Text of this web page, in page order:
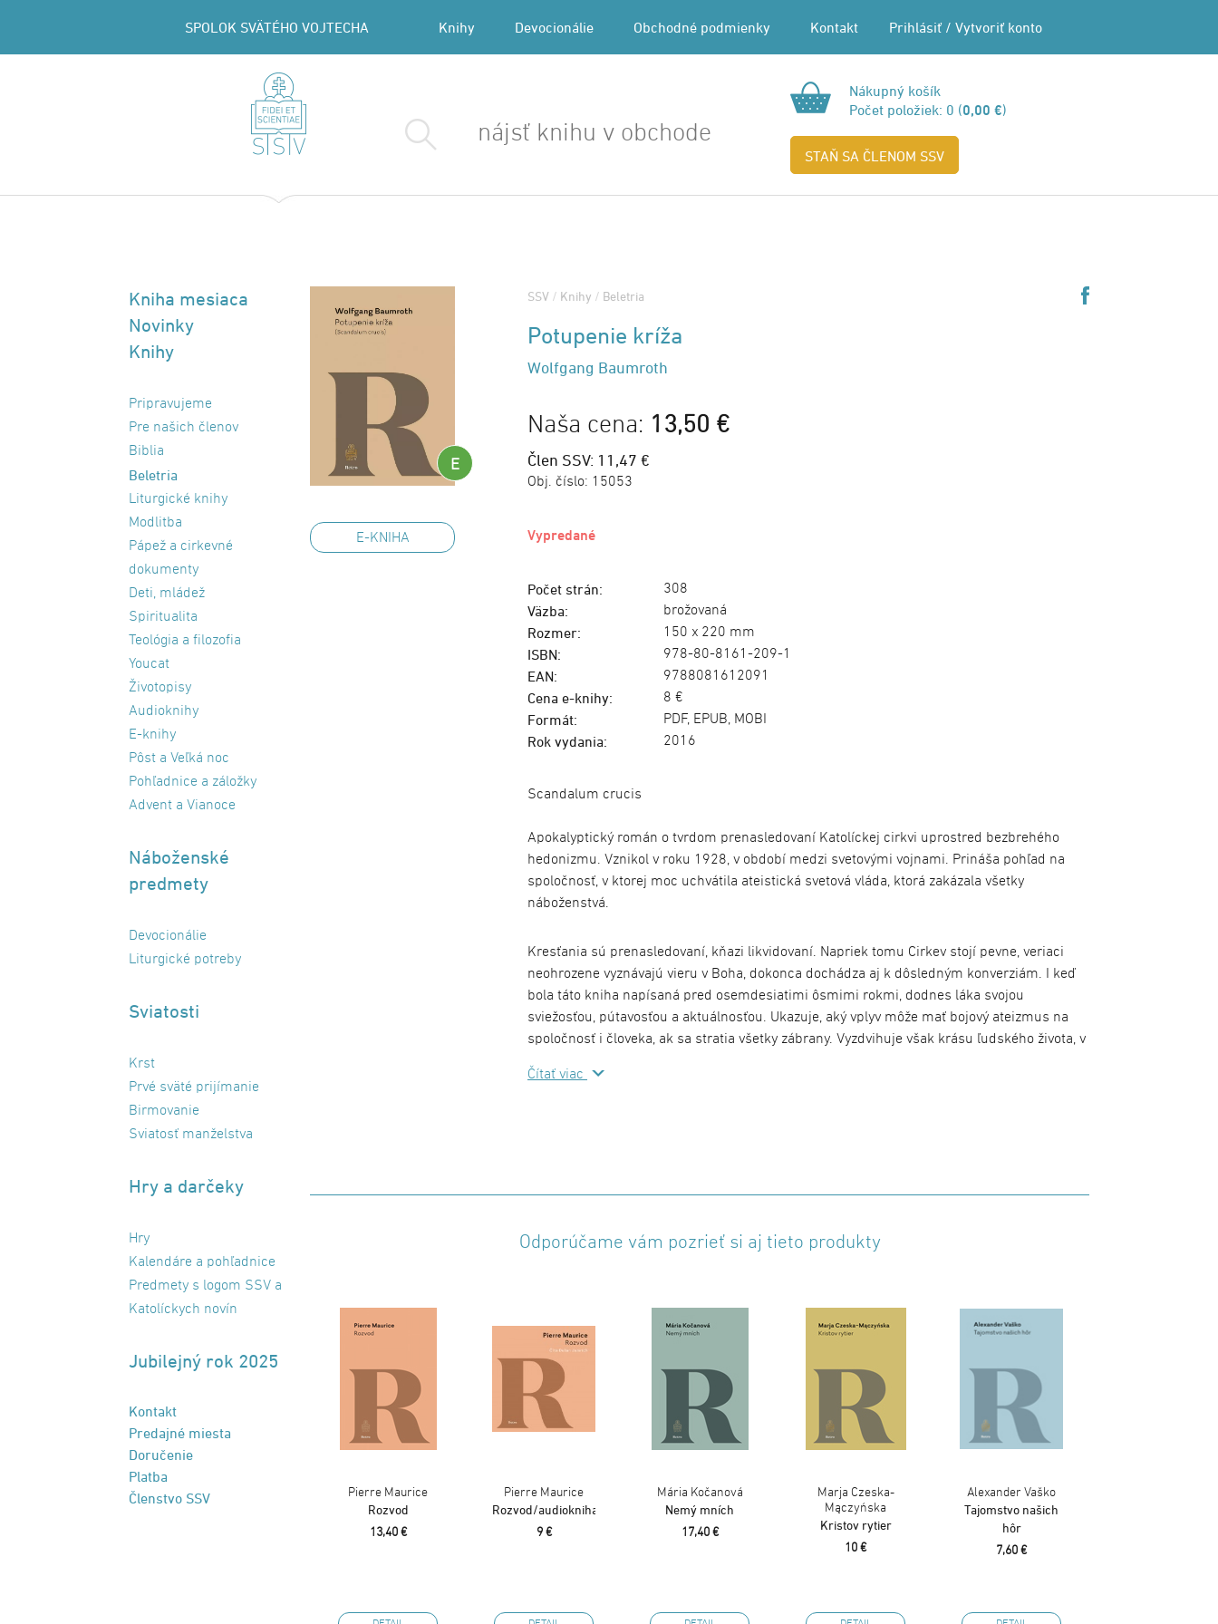
SPOLOK SVÄTÉHO VOJTECHA Knihy Devocionálie Obchodné podmienky Kontakt Prihlásiť / Vytvoriť konto
Nákupný košík
Počet položiek: 0 (0,00 €)
STAŇ SA ČLENOM SSV
SSV / Knihy / Beletria
Potupenie kríža
Wolfgang Baumroth
Naša cena: 13,50 €
Člen SSV: 11,47 €
Obj. číslo: 15053
Vypredané
Počet strán: 308
Väzba: brožovaná
Rozmer: 150 x 220 mm
ISBN: 978-80-8161-209-1
EAN: 9788081612091
Cena e-knihy: 8 €
Formát: PDF, EPUB, MOBI
Rok vydania: 2016
Scandalum crucis
Apokalyptický román o tvrdom prenasledovaní Katolíckej cirkvi uprostred bezbrehého
hedonizmu. Vznikol v roku 1928, v období medzi svetovými vojnami. Prináša pohľad na
spoločnosť, v ktorej moc uchvátila ateistická svetová vláda, ktorá zakázala všetky
náboženstvá.
Kresťania sú prenasledovaní, kňazi likvidovaní. Napriek tomu Cirkev stojí pevne, veriaci
neohrozene vyznávajú vieru v Boha, dokonca dochádza aj k dôsledným konverziám. I keď
bola táto kniha napísaná pred osemdesiatimi ôsmimi rokmi, dodnes láka svojou
sviežosťou, pútavosťou a aktuálnosťou. Ukazuje, aký vplyv môže mať bojový ateizmus na
spoločnosť i človeka, ak sa stratia všetky zábrany. Vyzdvihuje však krásu ľudského života, v
ktorom dominuje neohrozenosť a vernosť ideálom.
Čítať viac
E
E-KNIHA
Odporúčame vám pozrieť si aj tieto produkty
Pierre Maurice
Rozvod
13,40 €
Pierre Maurice
Rozvod/audiokniha
9 €
Mária Kočanová
Nemý mních
17,40 €
Marja Czeska-
Mączyńska
Kristov rytier
10 €
Alexander Vaško
Tajomstvo našich
hôr
7,60 €
Kniha mesiaca
Novinky
Knihy
Pripravujeme
Pre našich členov
Biblia
Beletria
Liturgické knihy
Modlitba
Pápež a cirkevné
dokumenty
Deti, mládež
Spiritualita
Teológia a filozofia
Youcat
Životopisy
Audioknihy
E-knihy
Pôst a Veľká noc
Pohľadnice a záložky
Advent a Vianoce
Náboženské
predmety
Devocionálie
Liturgické potreby
Sviatosti
Krst
Prvé sväté prijímanie
Birmovanie
Sviatosť manželstva
Hry a darčeky
Hry
Kalendáre a pohľadnice
Predmety s logom SSV a
Katolíckych novín
Jubilejný rok 2025
Kontakt
Predajné miesta
Doručenie
Platba
Členstvo SSV